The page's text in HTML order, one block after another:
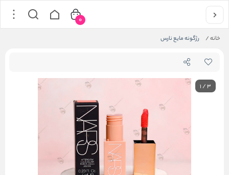
خانه/ رژگونه مایع نارس
0
1/3